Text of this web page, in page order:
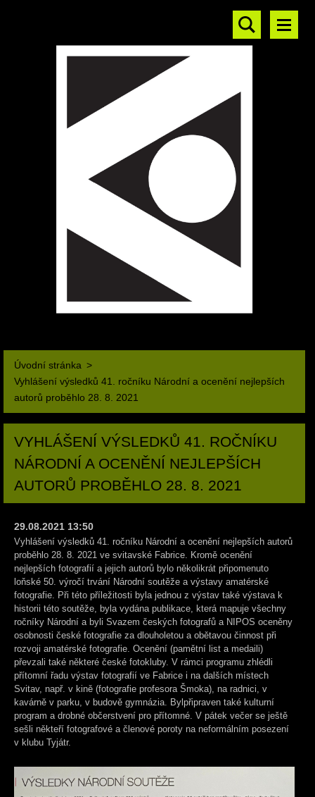
Úvodní stránka >
Vyhlášení výsledků 41. ročníku Národní a ocenění nejlepších
autorů proběhlo 28. 8. 2021
VYHLÁŠENÍ VÝSLEDKŮ 41. ROČNÍKU
NÁRODNÍ A OCENĚNÍ NEJLEPŠÍCH
AUTORŮ PROBĚHLO 28. 8. 2021
29.08.2021 13:50
Vyhlášení výsledků 41. ročníku Národní a ocenění nejlepších autorů
proběhlo 28. 8. 2021 ve svitavské Fabrice. Kromě ocenění
nejlepších fotografií a jejich autorů bylo několikrát připomenuto
loňské 50. výročí trvání Národní soutěže a výstavy amatérské
fotografie. Při této příležitosti byla jednou z výstav také výstava k
historii této soutěže, byla vydána publikace, která mapuje všechny
ročníky Národní a byli Svazem českých fotografů a NIPOS oceněny
osobnosti české fotografie za dlouholetou a obětavou činnost při
rozvoji amatérské fotografie. Ocenění (pamětní list a medaili)
převzali také některé české fotokluby. V rámci programu zhlédli
přítomní řadu výstav fotografií ve Fabrice i na dalších místech
Svitav, např. v kině (fotografie profesora Šmoka), na radnici, v
kavárně v parku, v budově gymnázia. Bylpřipraven také kulturní
program a drobné občerstvení pro přítomné. V pátek večer se ještě
sešli někteří fotografové a členové poroty na neformálním posezení
v klubu Tyjátr.